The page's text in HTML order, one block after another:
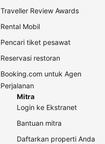
Traveller Review Awards
Rental Mobil
Pencari tiket pesawat
Reservasi restoran
Booking.com untuk Agen
Perjalanan
Mitra
Login ke Ekstranet
Bantuan mitra
Daftarkan properti Anda